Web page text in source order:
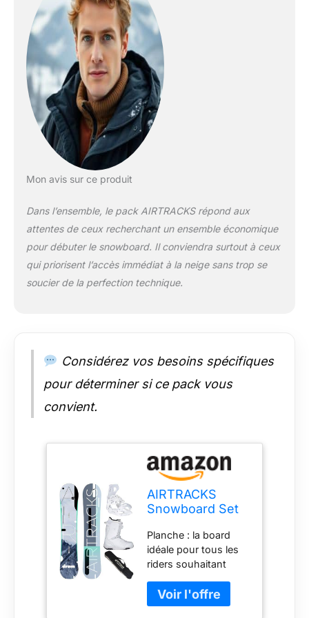
taille optimale en
fonction de la
pointure des
chaussures choisies.
Chaussures de
snowboard : elles
offrent l’équilibre idéal
entre confort et
performance sur
IMPORTANT : veuillez
toujours commander
une taille supérieure à
votre pointure
habituelle ! Sac :
housse de
riders souhaitant
snowboard.
Mon avis sur ce produit
Dans l’ensemble, le pack AIRTRACKS répond aux
attentes de ceux recherchant un ensemble économique
pour débuter le snowboard. Il conviendra surtout à ceux
qui priorisent l’accès immédiat à la neige sans trop se
soucier de la perfection technique.
Considérez vos besoins spécifiques
pour déterminer si ce pack vous
convient.
AIRTRACKS
Snowboard Set
Drom Hybrid
Rocker 155 +
Fixations Master
W + Chaussures
Star W 39 + SB
Bag
Planche : la board
idéale pour tous les
riders souhaitant
snowboard. Fixations
: conçues pour la